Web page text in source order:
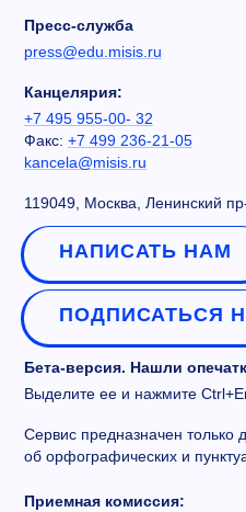
Пресс-служба
press@edu.misis.ru
Канцелярия:
+7 495 955-00- 32
Факс: +7 499 236-21-05
kancela@misis.ru
119049, Москва, Ленинский
НАПИСАТЬ НАМ
ПОДПИСАТЬСЯ
Бета-версия. Нашли
Выделите ее и нажмите
Сервис предназначен только
об орфографических и
Приемная комиссия: